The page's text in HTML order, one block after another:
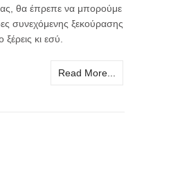
θα έπρεπε να μπορούμε
συνεχόμενης ξεκούρασης
κι εσύ.
Read More...